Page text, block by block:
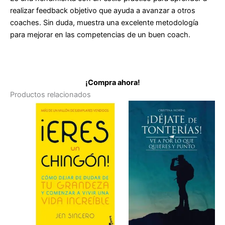
realizar feedback objetivo que ayuda a avanzar a otros
coaches. Sin duda, muestra una excelente metodología
para mejorar en las competencias de un buen coach.
¡Compra ahora!
Productos relacionados